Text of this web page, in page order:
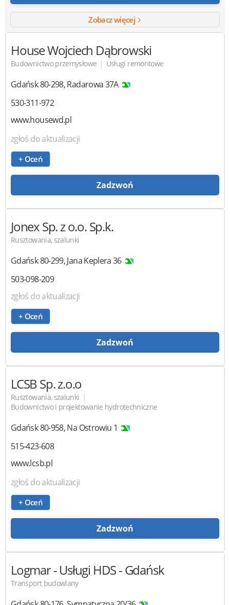
Zobacz więcej
HouseWojciech Dąbrowski
Budownictwo przemysłowe | Usługi remontowe
Gdańsk80-298,Radarowa 37A
530-311-972
www.housewd.pl
zgłoś do aktualizacji
+ Oceń
Zadzwoń
JonexSp. z o.o. Sp.k.
Rusztowania, szalunki
Gdańsk80-299,Jana Keplera 36
503-098-209
zgłoś do aktualizacji
+ Oceń
Zadzwoń
LCSBSp. z.o.o
Rusztowania, szalunki |
Budownictwo i projektowanie hydrotechniczne
Gdańsk80-958,Na Ostrowiu 1
515-423-608
www.lcsb.pl
zgłoś do aktualizacji
+ Oceń
Zadzwoń
Logmar - Usługi HDS- Gdańsk
Transport budowlany